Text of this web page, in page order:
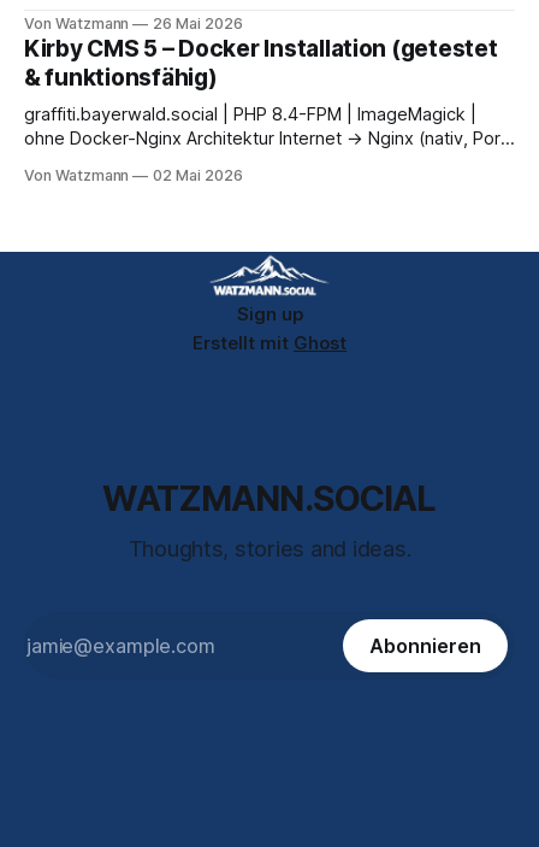
Terminal, wo die eigentliche Arbeit stattfindet? Die Antwort
ist Claude Code, und sie hat meine Art, meinen VPS zu
verwalten, nachhaltig verändert. Dieser Artikel
Von Watzmann 26 Mai 2026
Kirby CMS 5 – Docker Installation (getestet
& funktionsfähig)
graffiti.bayerwald.social | PHP 8.4-FPM | ImageMagick |
ohne Docker-Nginx Architektur Internet → Nginx (nativ, Port
Container ↓ Volume /opt/docker-apps/kirby/kirby-site/ Kein
Von Watzmann 02 Mai 2026
Sign up
Erstellt mit Ghost
WATZMANN.SOCIAL
Thoughts, stories and ideas.
Abonnieren